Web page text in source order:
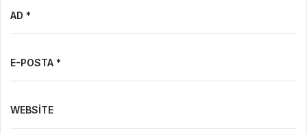
AD *
E-POSTA *
WEBSITE